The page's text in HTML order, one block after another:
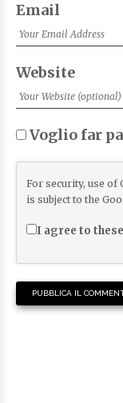
Email
Website
Voglio far
For security, use of
is subject to the
I agree to